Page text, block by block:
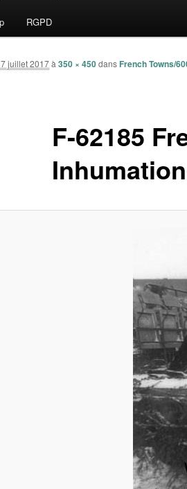
RGPD
F-62185
juillet 2017à350 × 450dans French Towns/